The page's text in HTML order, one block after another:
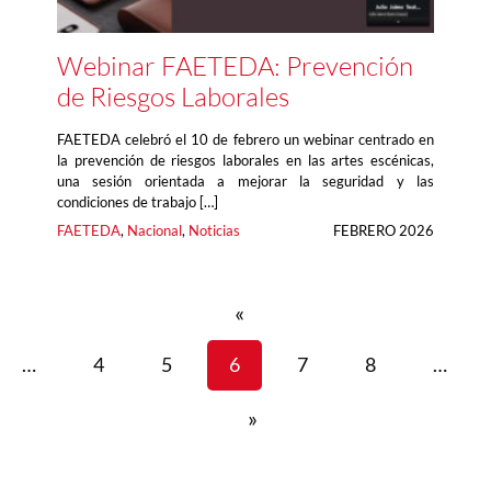
Webinar FAETEDA: Prevención
de Riesgos Laborales
FAETEDA celebró el 10 de febrero un webinar centrado en
la prevención de riesgos laborales en las artes escénicas,
una sesión orientada a mejorar la seguridad y las
condiciones de trabajo […]
FAETEDA, Nacional, Noticias FEBRERO 2026
«
… 4 5 6 7 8 …
»